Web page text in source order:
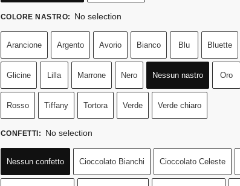
COLORE NASTRO: No selection
Arancione Argento Avorio Bianco Blu Bluette
Glicine Lilla Marrone Nero Nessun nastro Oro
Rosso Tiffany Tortora Verde Verde chiaro
CONFETTI: No selection
Nessun confetto Cioccolato Bianchi Cioccolato Celeste